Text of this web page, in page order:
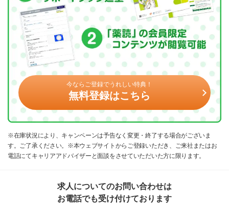
今ならご登録でうれしい特典！
無料登録はこちら
※在庫状況により、キャンペーンは予告なく変更・終了する場合がございま
す。ご了承ください。※本ウェブサイトからご登録いただき、ご来社またはお
電話にてキャリアアドバイザーと面談をさせていただいた方に限ります。
求人についてのお問い合わせは
お電話でも受け付けております